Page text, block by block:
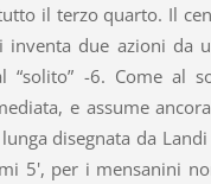
il terzo quarto. Il
inventa due azioni da
“solito” -6. Come al
e assume
disegnata da
5', per i mensanini